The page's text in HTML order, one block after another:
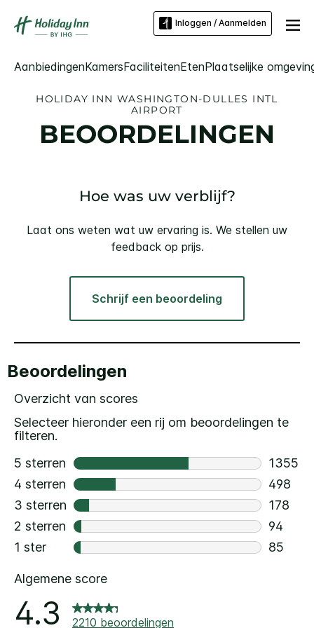
Inloggen / Aanmelden
AanbiedingenKamersFaciliteitenEtenPlaatselijke
HOLIDAY INN WASHINGTON-DULLES INTL
AIRPORT
BEOORDELINGEN
Hoe was uw verblijf?
Laat ons weten wat uw ervaring is. We stellen uw
feedback op prijs.
Schrijf een beoordeling